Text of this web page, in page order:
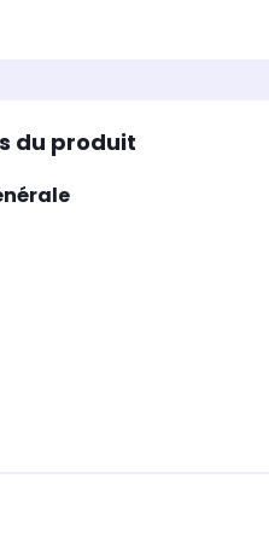
Gamme
du produit